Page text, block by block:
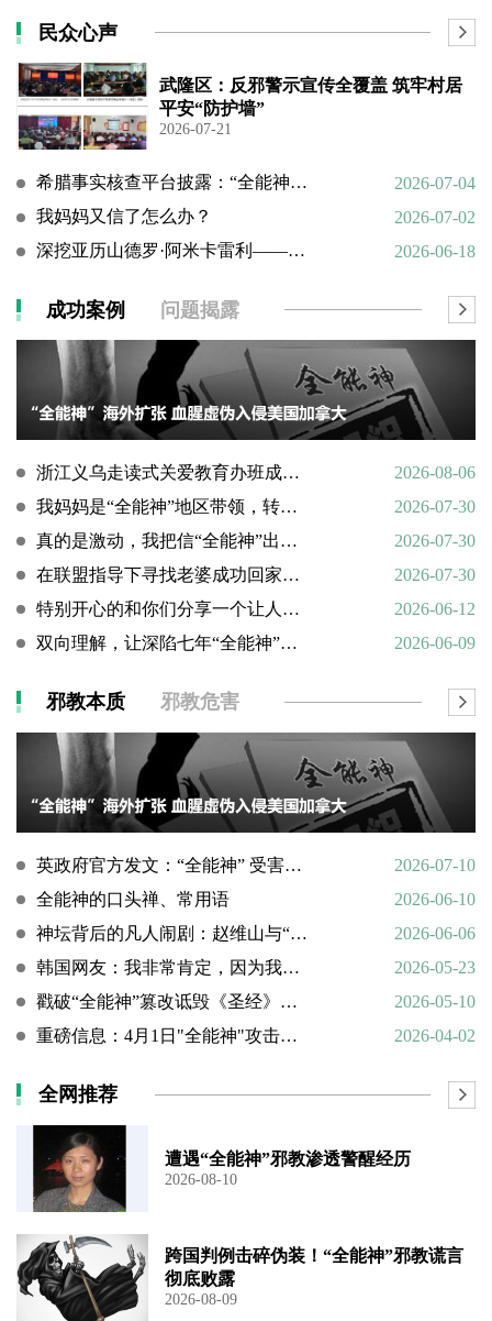
民众心声
武隆区：反邪警示宣传全覆盖 筑牢村居
平安“防护墙”
2026-07-21
希腊事实核查平台披露：“全能神”邪教借AI技术向欧洲渗透
2026-07-04
我妈妈又信了怎么办？
2026-07-02
深挖亚历山德罗·阿米卡雷利——一个邪教组织的国际帮凶
2026-06-18
成功案例 问题揭露
浙江义乌走读式关爱教育办班成功转化9名“全能神”“全范围教会”等邪教人员
2026-08-06
我妈妈是“全能神”地区带领，转化情况好转
2026-07-30
真的是激动，我把信“全能神”出走的老婆找了回来
2026-07-30
在联盟指导下寻找老婆成功回家回顾
2026-07-30
特别开心的和你们分享一个让人欣慰的好消息
2026-06-12
双向理解，让深陷七年“全能神”的母亲彻底醒悟
2026-06-09
邪教本质 邪教危害
英政府官方发文：“全能神” 受害说辞不实，英国拒为邪教提供庇护
2026-07-10
全能神的口头禅、常用语
2026-06-10
神坛背后的凡人闹剧：赵维山与“女基督”杨向斌的隐秘家庭史
2026-06-06
韩国网友：我非常肯定，因为我亲眼所见。
2026-05-23
戳破“全能神”篡改诋毁《圣经》的荒谬本质
2026-05-10
重磅信息：4月1日"全能神"攻击天主教
2026-04-02
全网推荐
遭遇“全能神”邪教渗透警醒经历
2026-08-10
跨国判例击碎伪装！“全能神”邪教谎言
彻底败露
2026-08-09